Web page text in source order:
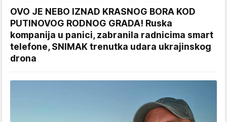
OVO JE NEBO IZNAD KRASNOG BORA KOD
PUTINOVOG RODNOG GRADA! Ruska
kompanija u panici, zabranila radnicima smart
telefone, SNIMAK trenutka udara ukrajinskog
drona